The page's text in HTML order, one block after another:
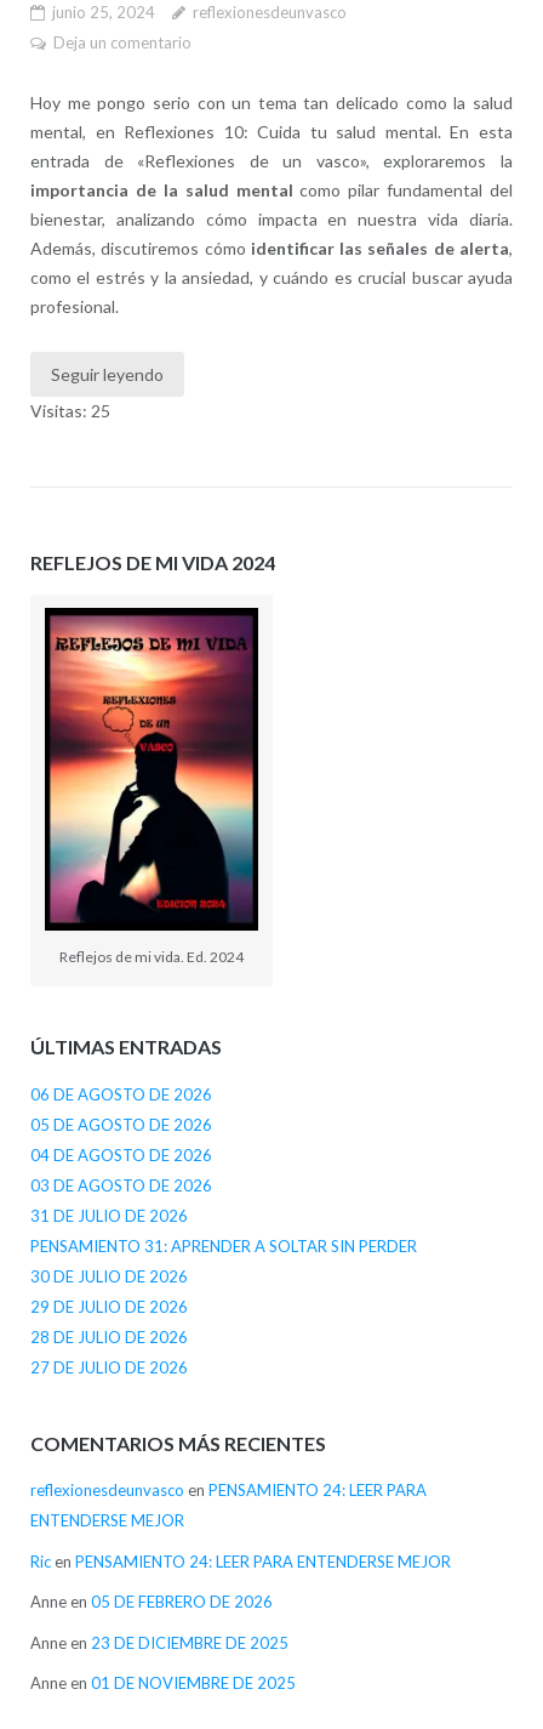
junio 25, 2024
reflexionesdeunvasco
Deja un comentario
Hoy me pongo serio con un tema tan delicado como la salud
mental, en Reflexiones 10: Cuida tu salud mental. En esta
entrada de «Reflexiones de un vasco», exploraremos la
importancia de la salud mental como pilar fundamental del
bienestar, analizando cómo impacta en nuestra vida diaria.
Además, discutiremos cómo identificar las señales de alerta,
como el estrés y la ansiedad, y cuándo es crucial buscar ayuda
profesional.
Seguir leyendo
Visitas: 25
REFLEJOS DE MI VIDA 2024
Reflejos de mi vida. Ed. 2024
ÚLTIMAS ENTRADAS
06 DE AGOSTO DE 2026
05 DE AGOSTO DE 2026
04 DE AGOSTO DE 2026
03 DE AGOSTO DE 2026
31 DE JULIO DE 2026
PENSAMIENTO 31: APRENDER A SOLTAR SIN PERDER
30 DE JULIO DE 2026
29 DE JULIO DE 2026
28 DE JULIO DE 2026
27 DE JULIO DE 2026
COMENTARIOS MÁS RECIENTES
reflexionesdeunvasco en PENSAMIENTO 24: LEER PARA
ENTENDERSE MEJOR
Ricen PENSAMIENTO 24: LEER PARA ENTENDERSE MEJOR
Anneen 05 DE FEBRERO DE 2026
Anneen 23 DE DICIEMBRE DE 2025
Anneen 01 DE NOVIEMBRE DE 2025